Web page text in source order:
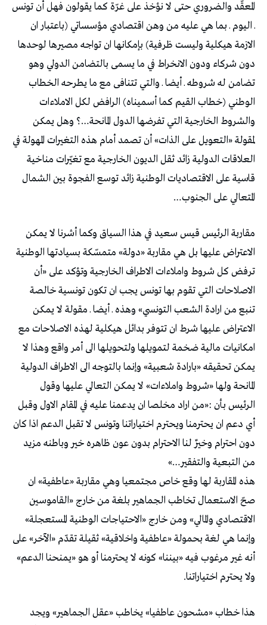
المعقّد والضروري حتى لا نؤخذ على غرّة كما يقولون فهل أن تونس
ـ اليوم ـ بما هي عليه من وهن اقتصادي مؤسساتي (باعتبار ان
الازمة هيكلية وليست ظرفية) بإمكانها ان تواجه مصيرها لوحدها
دون شركاء ودون الانخراط في ما يسمى بالتضامن الدولي وهو
تضامن له شروطه ـ أيضا ـ والتي تتنافى مع ما يطرحه الخطاب
الوطني (خطاب القيم كما أسميناه) الرافض لكل الاملاءات
والشروط الخارجية التي تفرضها الدول المانحة…؟ وهل يمكن
لمقولة «التعويل على الذات» أن تصمد أمام هذه التغيرات المهولة في
العلاقات الدولية زائد ثقل الديون الخارجية مع تغيّرات مناخية
قاسية على الاقتصاديات الوطنية زائد توسع الفجوة بين الشمال
المتعالي على الجنوب…
مقاربة الرئيس قيس سعيد في هذا السياق وكما أشرنا لا يمكن
الاعتراض عليها بل هي مقاربة «دولة» متمسّكة بسيادتها الوطنية
ترفض كل شروط واملاءات الاطراف الخارجية وتؤكد على «أن
الاصلاحات التي تقوم بها تونس يجب ان تكون تونسية خالصة
تنبع من ارادة الشعب التونسي» وهذه ـ أيضا ـ مقولة لا يمكن
الاعتراض عليها شرط ان تتوفر بدائل هيكلية لهذه الاصلاحات مع
امكانيات مالية ضخمة لتمويلها ولتحويلها الى أمر واقع وهذا لا
يمكن تحقيقه «بارادة شعبية» وإنما بالتوجه الى الاطراف الدولية
المانحة ولها «شروط واملاءات» لا يمكن التعالي عليها وقول
الرئيس بأن :«من اراد مخلصا ان يدعمنا عليه في المقام الاول وقبل
أي دعم ان يحترمنا ويحترم اختياراتنا وتونس لا تقبل الدعم اذا كان
دون احترام وخيرٌ لنا الاحترام بدون عون ظاهره خير وباطنه مزيد
من التبعية والتفقير…»
هذه المقاربة لها وقع خاص مجتمعيا وهي مقاربة «عاطفية» ان
صحّ الاستعمال تخاطب الجماهير بلغة من خارج «القاموسين
الاقتصادي والمالي» ومن خارج «الاحتياجات الوطنية المستعجلة»
وإنما هي لغة بحمولة «عاطفية واخلاقية» ثقيلة تقدّم «الآخر» على
أنه غير مرغوب فيه «بيننا» كونه لا يحترمنا أو هو «يمنحنا الدعم»
ولا يحترم اختياراتنا.
هذا خطاب «مشحون عاطفيا» يخاطب «عقل الجماهير» ويجد